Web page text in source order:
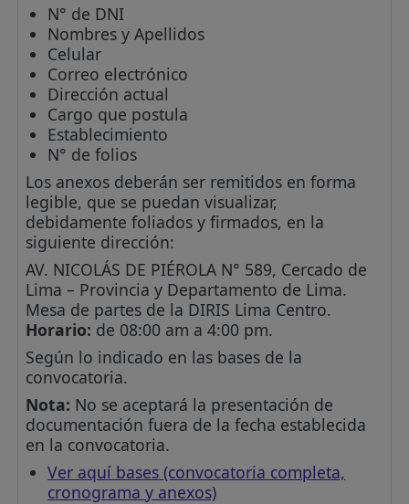
N° de DNI
Nombres y Apellidos
Celular
Correo electrónico
Dirección actual
Cargo que postula
Establecimiento
N° de folios
Los anexos deberán ser remitidos en forma
legible, que se puedan visualizar,
debidamente foliados y firmados, en la
siguiente dirección:
AV. NICOLÁS DE PIÉROLA N° 589, Cercado de
Lima – Provincia y Departamento de Lima.
Mesa de partes de la DIRIS Lima Centro.
Horario: de 08:00 am a 4:00 pm.
Según lo indicado en las bases de la
convocatoria.
Nota: No se aceptará la presentación de
documentación fuera de la fecha establecida
en la convocatoria.
Ver aquí bases (convocatoria completa,
cronograma y anexos)